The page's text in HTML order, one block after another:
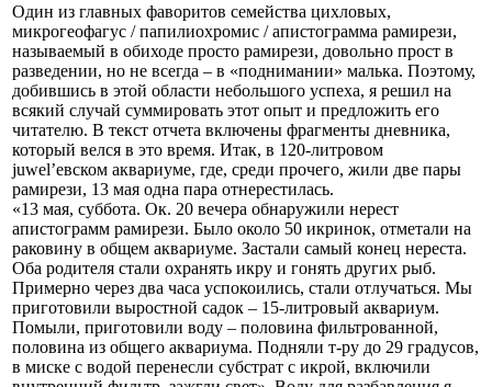
Один из главных фаворитов семейства цихловых,
микрогеофагус / папилиохромис / апистограмма рамирези,
называемый в обиходе просто рамирези, довольно прост в
разведении, но не всегда – в «поднимании» малька. Поэтому,
добившись в этой области небольшого успеха, я решил на
всякий случай суммировать этот опыт и предложить его
читателю. В текст отчета включены фрагменты дневника,
который велся в это время. Итак, в 120-литровом
juwel’евском аквариуме, где, среди прочего, жили две пары
рамирези, 13 мая одна пара отнерестилась.
«13 мая, суббота. Ок. 20 вечера обнаружили нерест
апистограмм рамирези. Было около 50 икринок, отметали на
раковину в общем аквариуме. Застали самый конец нереста.
Оба родителя стали охранять икру и гонять других рыб.
Примерно через два часа успокоились, стали отлучаться. Мы
приготовили выростной садок – 15-литровый аквариум.
Помыли, приготовили воду – половина фильтрованной,
половина из общего аквариума. Подняли т-ру до 29 градусов,
в миске с водой перенесли субстрат с икрой, включили